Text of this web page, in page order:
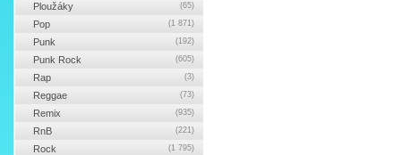
Ploužáky (65)
Pop (1 871)
Punk (192)
Punk Rock (605)
Rap (3)
Reggae (73)
Remix (935)
RnB (221)
Rock (1 795)